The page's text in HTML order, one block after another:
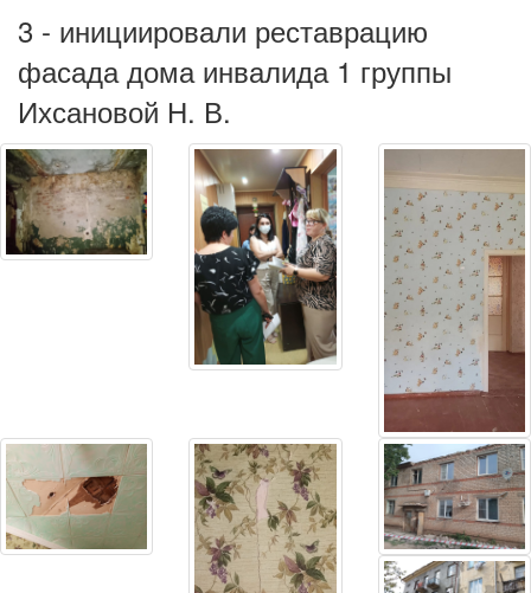
3 - инициировали реставрацию
фасада дома инвалида 1 группы
Ихсановой Н. В.